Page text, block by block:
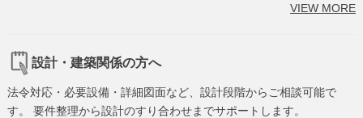
VIEW MORE
設計・建築関係の方へ
法令対応・必要設備・詳細図面など、設計段階からご相談可能で
す。 要件整理から設計のすり合わせまでサポートします。